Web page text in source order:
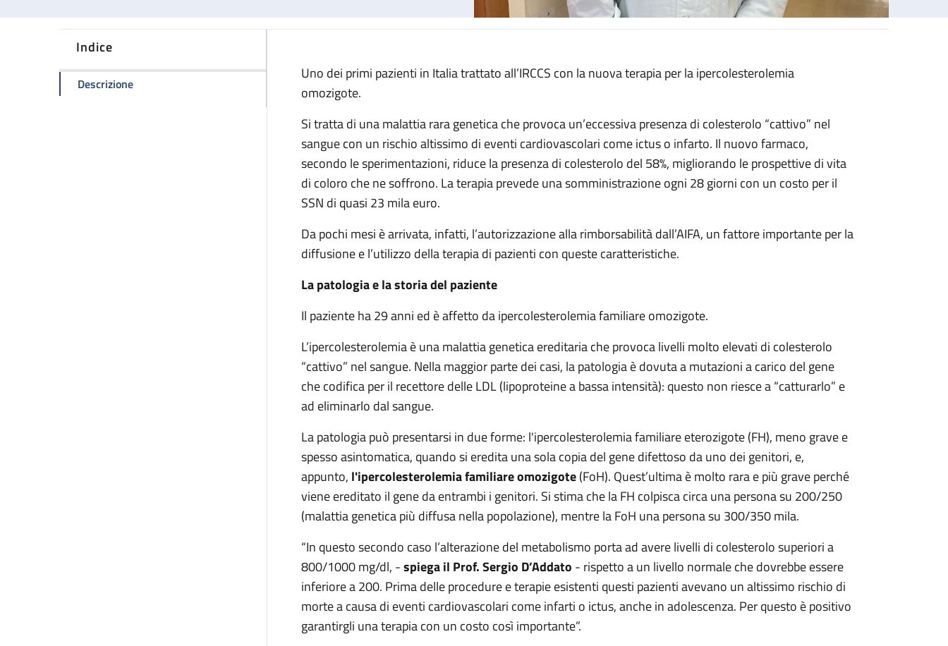
Indice
Descrizionedella pagina Malattie rare: all'IRCCS una nuova arma contro l'ipercolesterolemia omozigote
Uno dei primi pazienti in Italia trattato all’IRCCS con la nuova terapia per la ipercolesterolemia
omozigote.
Si tratta di una malattia rara genetica che provoca un’eccessiva presenza di colesterolo “cattivo” nel
sangue con un rischio altissimo di eventi cardiovascolari come ictus o infarto. Il nuovo farmaco,
secondo le sperimentazioni, riduce la presenza di colesterolo del 58%, migliorando le prospettive di vita
di coloro che ne soffrono. La terapia prevede una somministrazione ogni 28 giorni con un costo per il
SSN di quasi 23 mila euro.
Da pochi mesi è arrivata, infatti, l’autorizzazione alla rimborsabilità dall’AIFA, un fattore importante per la
diffusione e l’utilizzo della terapia di pazienti con queste caratteristiche.
La patologia e la storia del paziente
Il paziente ha 29 anni ed è affetto da ipercolesterolemia familiare omozigote.
L’ipercolesterolemia è una malattia genetica ereditaria che provoca livelli molto elevati di colesterolo
“cattivo” nel sangue. Nella maggior parte dei casi, la patologia è dovuta a mutazioni a carico del gene
che codifica per il recettore delle LDL (lipoproteine a bassa intensità): questo non riesce a “catturarlo” e
ad eliminarlo dal sangue.
La patologia può presentarsi in due forme: l'ipercolesterolemia familiare eterozigote (FH), meno grave e
spesso asintomatica, quando si eredita una sola copia del gene difettoso da uno dei genitori, e,
appunto, l'ipercolesterolemia familiare omozigote(FoH). Quest’ultima è molto rara e più grave perché
viene ereditato il gene da entrambi i genitori. Si stima che la FH colpisca circa una persona su 200/250
(malattia genetica più diffusa nella popolazione), mentre la FoH una persona su 300/350 mila.
“In questo secondo caso l’alterazione del metabolismo porta ad avere livelli di colesterolo superiori a
800/1000 mg/dl, -spiega il Prof. Sergio D’Addato - rispetto a un livello normale che dovrebbe essere
inferiore a 200. Prima delle procedure e terapie esistenti questi pazienti avevano un altissimo rischio di
morte a causa di eventi cardiovascolari come infarti o ictus, anche in adolescenza. Per questo è positivo
garantirgli una terapia con un costo così importante”.